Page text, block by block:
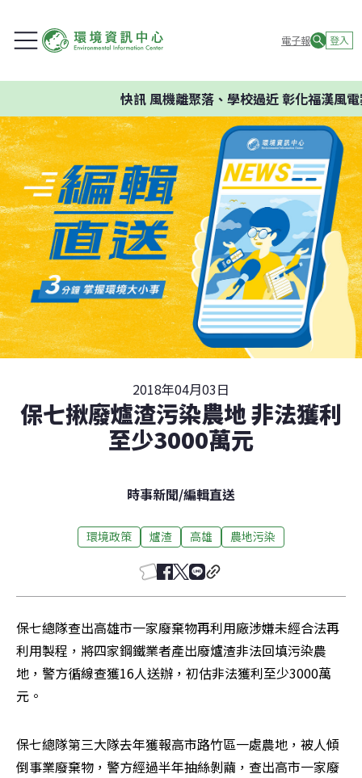
電子報 登入
快訊風機離聚落、學校過近 彰化福漢風電
2018年04月03日
保七揪廢爐渣污染農地 非法獲利
至少3000萬元
時事新聞/編輯直送
環境政策 爐渣 高雄 農地污染
保七總隊查出高雄市一家廢棄物再利用廠涉嫌未經合法再
利用製程，將四家鋼鐵業者產出廢爐渣非法回填污染農
地，警方循線查獲16人送辦，初估非法獲利至少3000萬
元。
保七總隊第三大隊去年獲報高市路竹區一處農地，被人傾
倒事業廢棄物，警方經過半年抽絲剝繭，查出高市一家廢